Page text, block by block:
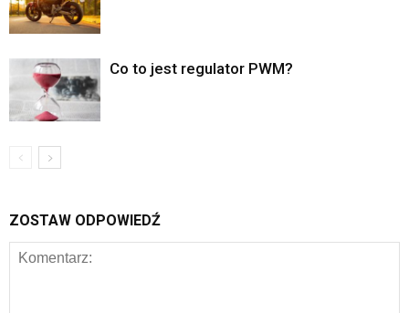
Co to jest regulator PWM?
ZOSTAW ODPOWIEDŹ